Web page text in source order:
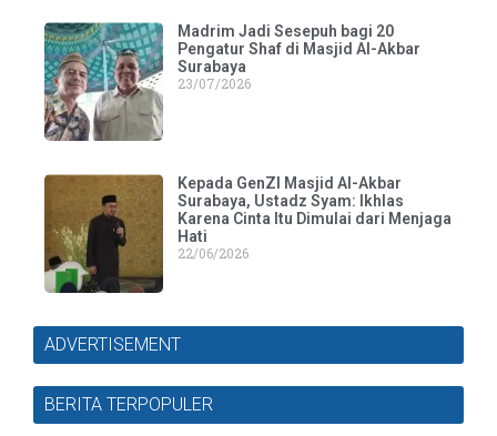
Madrim Jadi Sesepuh bagi 20
Pengatur Shaf di Masjid Al-Akbar
Surabaya
23/07/2026
Kepada GenZI Masjid Al-Akbar
Surabaya, Ustadz Syam: Ikhlas
Karena Cinta Itu Dimulai dari Menjaga
Hati
22/06/2026
ADVERTISEMENT
BERITA TERPOPULER